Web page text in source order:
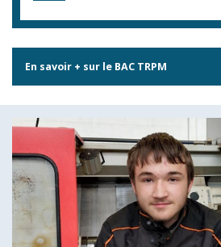
En savoir + sur le BAC TRPM